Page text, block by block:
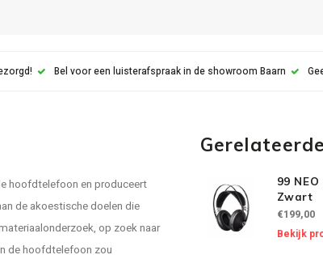
Bel voor een luisterafspraak in de showroom Baarn
hoofdtelefoon en produceert
de akoestische doelen die
op zoek naar
de hoofdtelefoon zou
99
Zwart
€199,00
Bekijk